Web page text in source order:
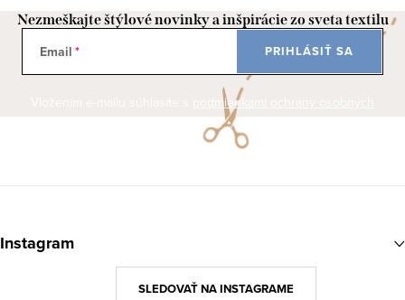
vNezmeškajte štýlové novinky a inšpirácie zo sveta textilu
Email
podmienkami ochrany osobných
údajov
PRIHLÁSIŤ SA
áInstagram
SLEDOVAŤ NA INSTAGRAME